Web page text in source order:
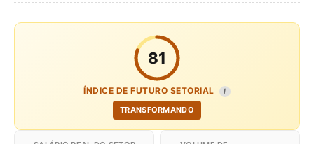
81
ÍNDICE DE FUTURO SETORIAL I
TRANSFORMANDO